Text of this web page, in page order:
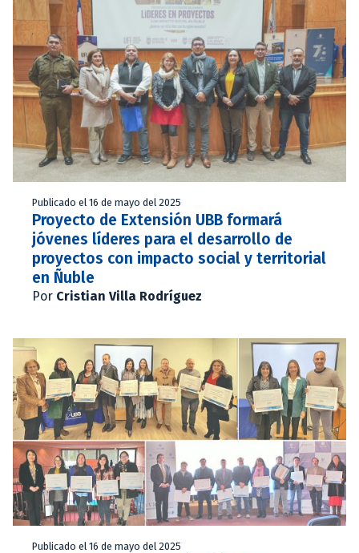
Publicado el 16 de mayo del 2025
Proyecto de Extensión UBB formará
jóvenes líderes para el desarrollo de
proyectos con impacto social y territorial
en Ñuble
Por Cristian Villa Rodríguez
Publicado el 16 de mayo del 2025